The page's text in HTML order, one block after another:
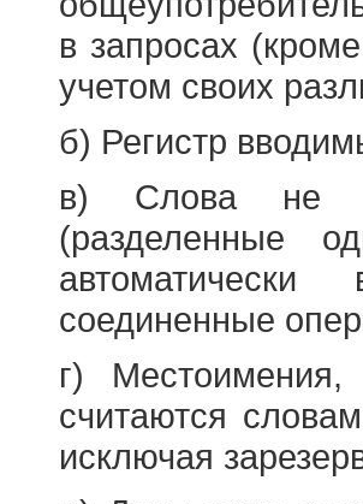
в запросах
учетом своих
б) Регистр
в) Слова не
(разделенные
соединенные
г)
считаются
исключая